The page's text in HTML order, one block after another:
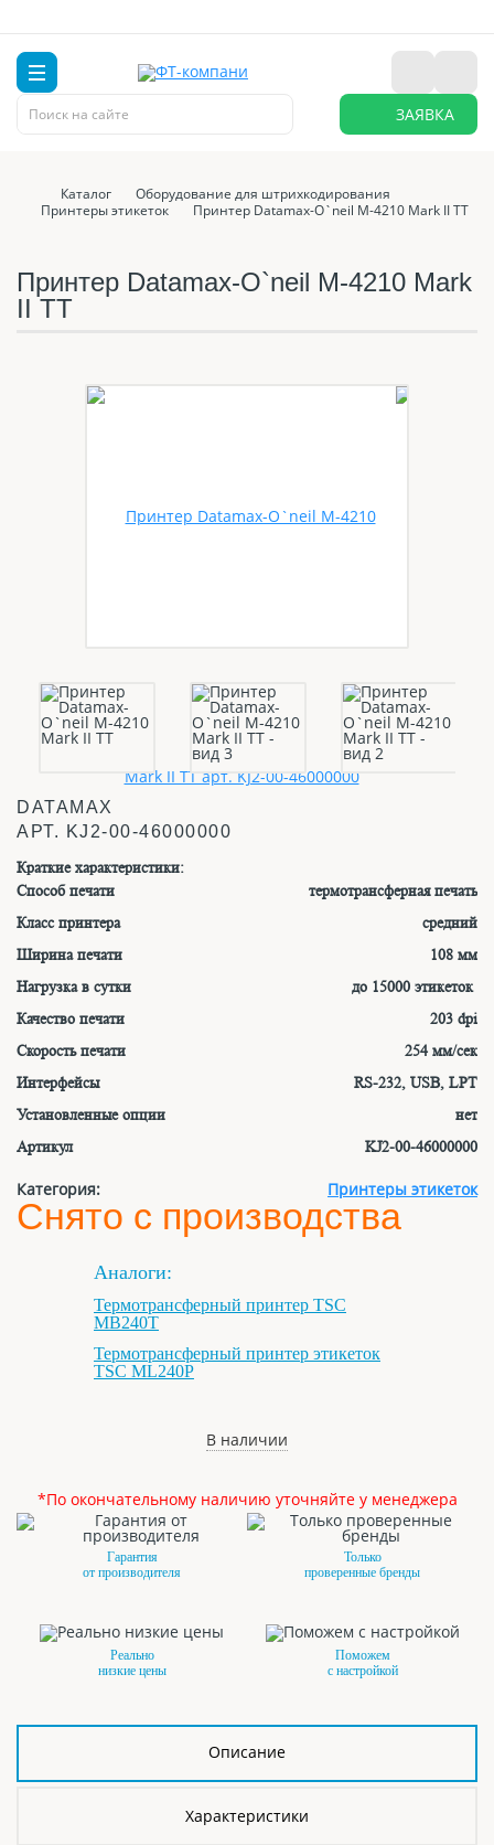
ЗАЯВКА
Каталог
Оборудование для штрихкодирования
Принтеры этикеток
Принтер Datamax-O`neil M-4210 Mark II TT
Принтер Datamax-O`neil M-4210 Mark
II TT
DATAMAX
АРТ. KJ2-00-46000000
Краткие характеристики:
Способ печати
термотрансферная печать
Класс принтера
средний
Ширина печати
108 мм
Нагрузка в сутки
до 15000 этикеток
Качество печати
203 dpi
Скорость печати
254 мм/сек
Интерфейсы
RS-232, USB, LPT
Установленные опции
нет
Артикул
KJ2-00-46000000
Категория: Принтеры этикеток
Снято с производства
Аналоги:
Термотрансферный принтер TSC
MB240T
Термотрансферный принтер этикеток
TSC ML240P
В наличии
*По окончательному наличию уточняйте у менеджера
Гарантия
от производителя
Только
проверенные бренды
Реально
низкие цены
Поможем
с настройкой
Описание
Характеристики